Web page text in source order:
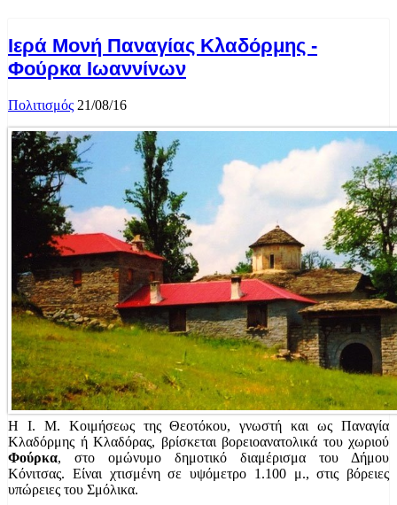
Ιερά Μονή Παναγίας Κλαδόρμης -
Φούρκα Ιωαννίνων
Πολιτισμός 21/08/16
Η Ι. Μ. Κοιμήσεως της Θεοτόκου, γνωστή και ως Παναγία
Κλαδόρμης ή Κλαδόρας, βρίσκεται βορειοανατολικά του χωριού
Φούρκα, στο ομώνυμο δημοτικό διαμέρισμα του Δήμου
Κόνιτσας. Είναι χτισμένη σε υψόμετρο 1.100 μ., στις βόρειες
υπώρειες του Σμόλικα.